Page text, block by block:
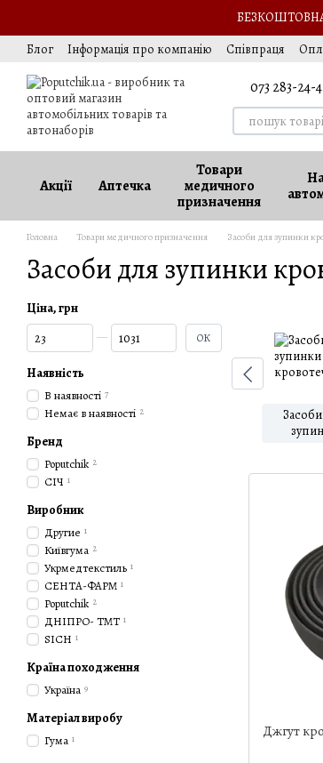
Блог
Інформація про компанію Співпраця
073 283-24-
Акції Аптечка
Товари
медичного
призначення
Головна Товари медичного призначення Засоби для зупинки
Засоби для зупинки
Джгут
Ціна, грн
Від Ціна, грн
До Ціна, грн ОК
Наявність
В наявності 7
Немає в наявності 2
Бренд
Poputchik 2
СІЧ 1
Виробник
Другие 1
Київгума 2
Укрмедтекстиль 1
СЕНТА-ФАРМ 1
Poputchik 2
ДНІПРО- ТМТ 1
SICH 1
Країна походження
Україна 9
Матеріал виробу
Гума 1